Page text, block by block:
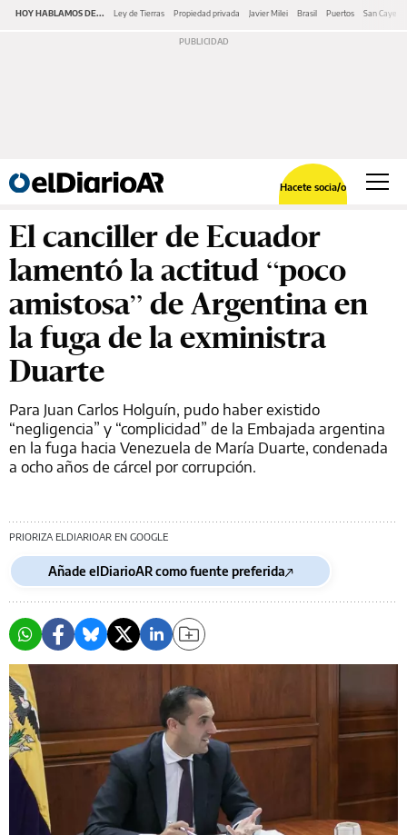
HOY HABLAMOS DE... Ley de Tierras Propiedad privada Javier Milei Brasil Puertos San
Hacete socia/o
El canciller de Ecuador
lamentó la actitud “poco
amistosa” de Argentina en
la fuga de la exministra
Duarte
Para Juan Carlos Holguín, pudo haber existido
“negligencia” y “complicidad” de la Embajada argentina
en la fuga hacia Venezuela de María Duarte, condenada
a ocho años de cárcel por corrupción.
PRIORIZA ELDIARIOAR EN GOOGLE
Añade elDiarioAR como fuente preferida